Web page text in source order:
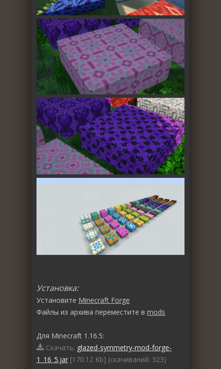
Установка:
Установите Minecraft Forge
Файлы из архива переместите в mods
Для Minecraft 1.16.5:
Скачать: glazed-symmetry-mod-forge-
1_16_5.jar [170.12 Kb] (cкачиваний: 323)